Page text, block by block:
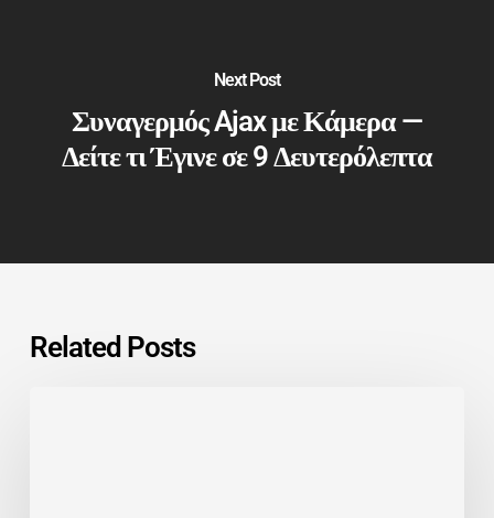
Next Post
Συναγερμός Ajax με Κάμερα —
Δείτε τι Έγινε σε 9 Δευτερόλεπτα
Related Posts